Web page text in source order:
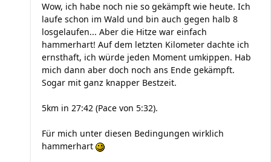
Wow, ich habe noch nie so gekämpft wie heute. Ich
laufe schon im Wald und bin auch gegen halb 8
losgelaufen... Aber die Hitze war einfach
hammerhart! Auf dem letzten Kilometer dachte ich
ernsthaft, ich würde jeden Moment umkippen. Hab
mich dann aber doch noch ans Ende gekämpft.
Sogar mit ganz knapper Bestzeit.
5km in 27:42 (Pace von 5:32).
Für mich unter diesen Bedingungen wirklich
hammerhart